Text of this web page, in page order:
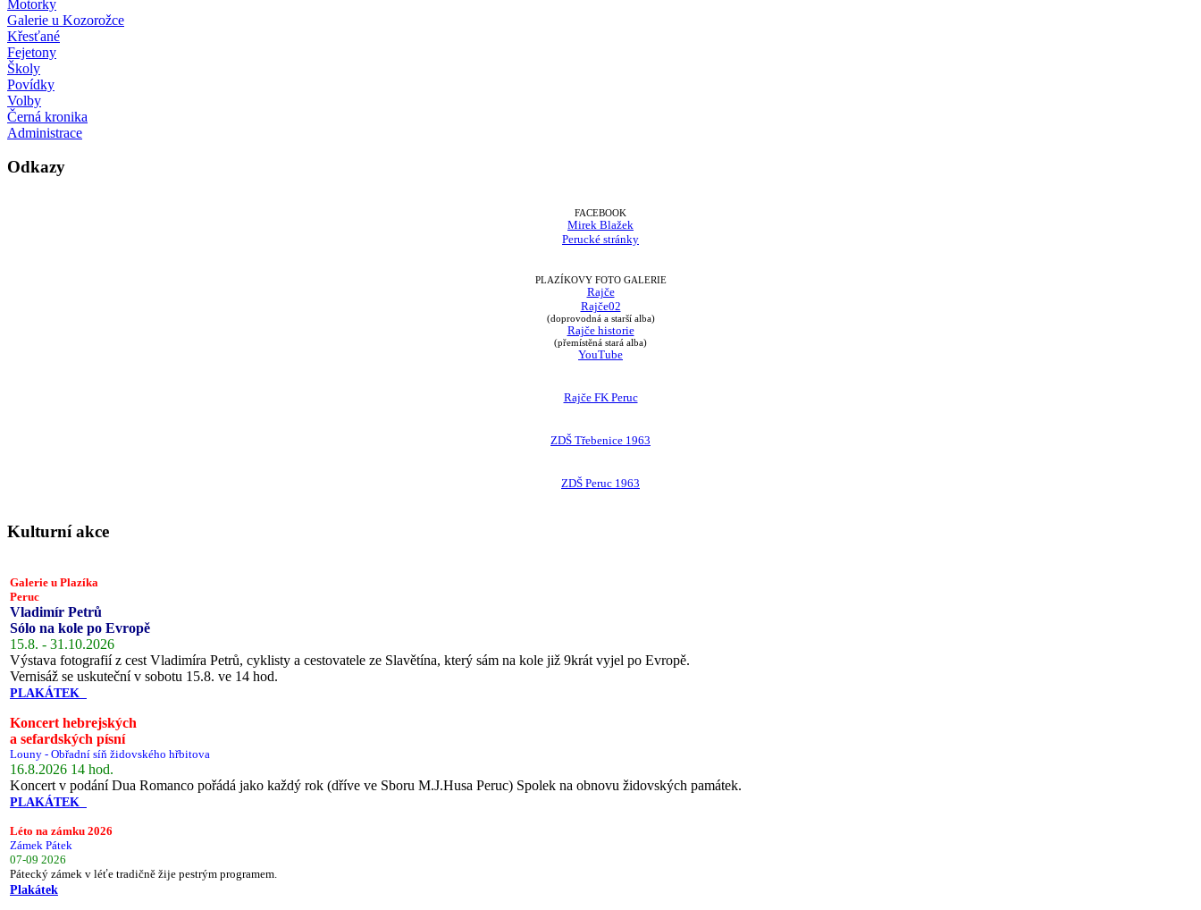
Motorky
Galerie u Kozorožce
Křesťané
Fejetony
Školy
Povídky
Volby
Černá kronika
Administrace
Odkazy
FACEBOOK
Mirek Blažek
Perucké stránky
PLAZÍKOVY FOTO GALERIE
Rajče
Rajče02
(doprovodná a starší alba)
Rajče historie
(přemístěná stará alba)
YouTube
Rajče FK Peruc
ZDŠ Třebenice 1963
ZDŠ Peruc 1963
Kulturní akce
Galerie u Plazíka
Peruc
Vladimír Petrů
Sólo na kole po Evropě
15.8. - 31.10.2026
Výstava fotografií z cest Vladimíra Petrů, cyklisty a cestovatele ze Slavětína, který sám na kole již 9krát vyjel po Evropě.
Vernisáž se uskuteční v sobotu 15.8. ve 14 hod.
PLAKÁTEK
Koncert hebrejských
a sefardských písní
Louny - Obřadní síň židovského hřbitova
16.8.2026 14 hod.
Koncert v podání Dua Romanco pořádá jako každý rok (dříve ve Sboru M.J.Husa Peruc) Spolek na obnovu židovských památek.
PLAKÁTEK
Léto na zámku 2026
Zámek Pátek
07-09 2026
Pátecký zámek v léťe tradičně žije pestrým programem.
Plakátek